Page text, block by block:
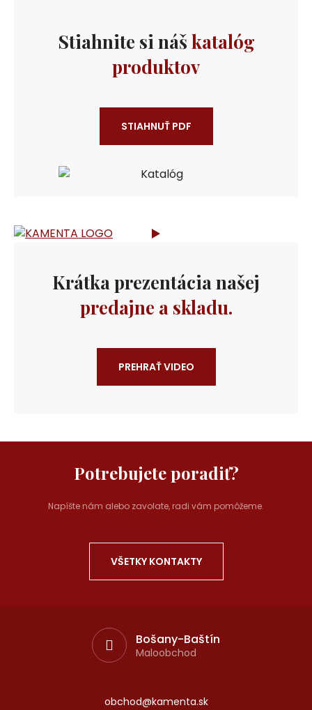
Stiahnite si náš katalóg
produktov
STIAHNUŤ PDF
Krátka prezentácia našej
predajne a skladu.
PREHRAŤ VIDEO
Potrebujete poradiť?
Napíšte nám alebo zavolate, radi vám pomôžeme.
VŠETKY KONTAKTY
Bošany-Baštín
Maloobchod
obchod@kamenta.sk